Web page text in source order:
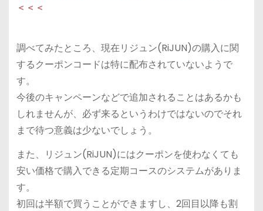
＜＜＜
調べてみたところ、現在リジュン(RiJUN)の購入に関
するクーポンコードは特に配布されていないようで
す。
今後のキャンペーンなどで追加されることはあるかも
しれませんが、必ず来るというわけではないのでそれ
まで待つ意義は少ないでしょう。
また、リジュン(RiJUN)にはクーポンを使わなくても
安い価格で購入できる定期コースのシステムがありま
す。
初回は半額で買うことができますし、2回目以降も割